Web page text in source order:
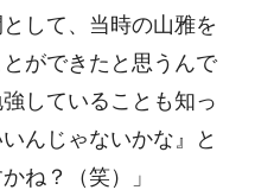
して、当時の山雅を
ができたと思うんで
していることも知っ
んじゃないかな』と
ね？（笑）」